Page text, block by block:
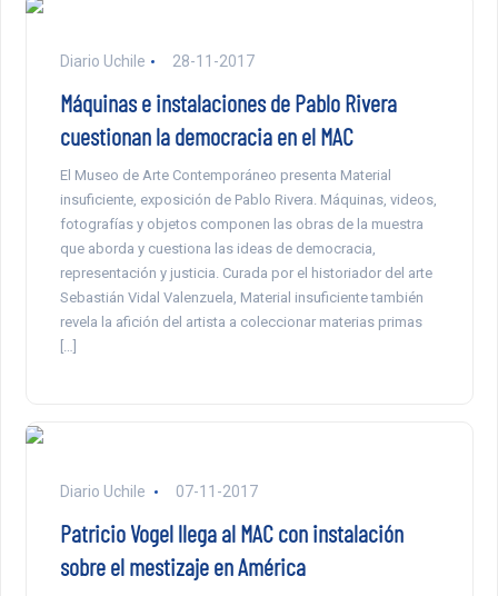
Diario Uchile 28-11-2017
Máquinas e instalaciones de Pablo Rivera
cuestionan la democracia en el MAC
El Museo de Arte Contemporáneo presenta Material
insuficiente, exposición de Pablo Rivera. Máquinas, videos,
fotografías y objetos componen las obras de la muestra
que aborda y cuestiona las ideas de democracia,
representación y justicia. Curada por el historiador del arte
Sebastián Vidal Valenzuela, Material insuficiente también
revela la afición del artista a coleccionar materias primas
[…]
Diario Uchile 07-11-2017
Patricio Vogel llega al MAC con instalación
sobre el mestizaje en América